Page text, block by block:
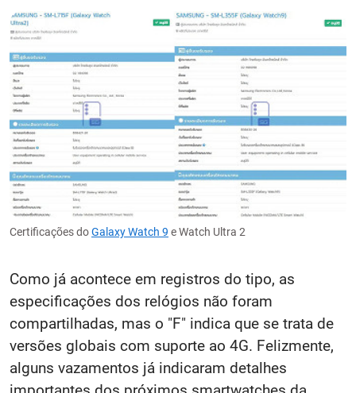
Certificações doGalaxy Watch 9 e Watch Ultra 2
Como já acontece em registros do tipo, as
especificações dos relógios não foram
compartilhadas, mas o "F" indica que se trata de
versões globais com suporte ao 4G. Felizmente,
alguns vazamentos já indicaram detalhes